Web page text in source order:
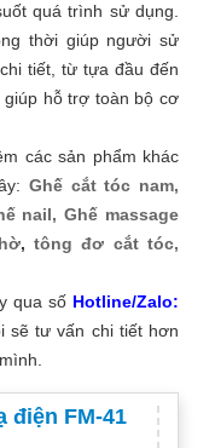
quá trình sử dụng.
thời giúp người sử
tiết, từ tựa đầu đến
hỗ trợ toàn bộ cơ
các sản phẩm khác
Ghế cắt tóc nam,
nail, Ghế massage
,tông đơ cắt tóc,
qua số Hotline/Zalo:
sẽ tư vấn chi tiết hơn
điện FM-41